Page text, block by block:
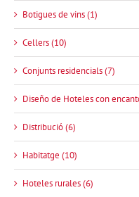
Botigues de vins (1)
Cellers (10)
Conjunts residencials (7)
Diseño de Hoteles con
Distribució (6)
Habitatge (10)
Hoteles rurales (6)